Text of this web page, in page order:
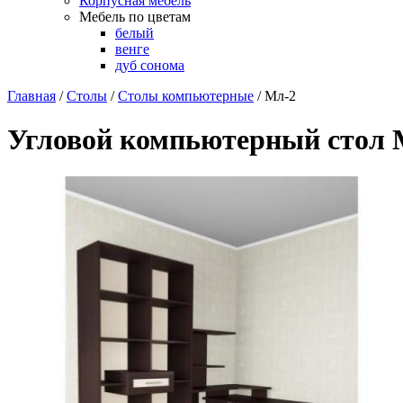
Мебель по цветам
белый
венге
дуб сонома
Главная / Столы / Столы компьютерные / Мл-2
Угловой компьютерный стол